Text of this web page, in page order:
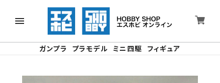
ガンプラ プラモデル ミニ四駆 フィギュア